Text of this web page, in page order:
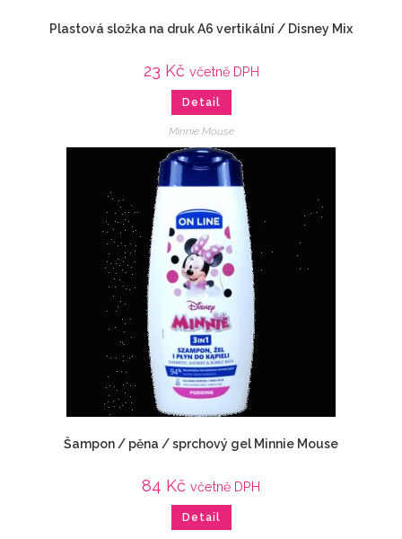
Plastová složka na druk A6 vertikální / Disney Mix
23 Kč včetně DPH
Detail
Minnie Mouse
Šampon / pěna / sprchový gel Minnie Mouse
84 Kč včetně DPH
Detail